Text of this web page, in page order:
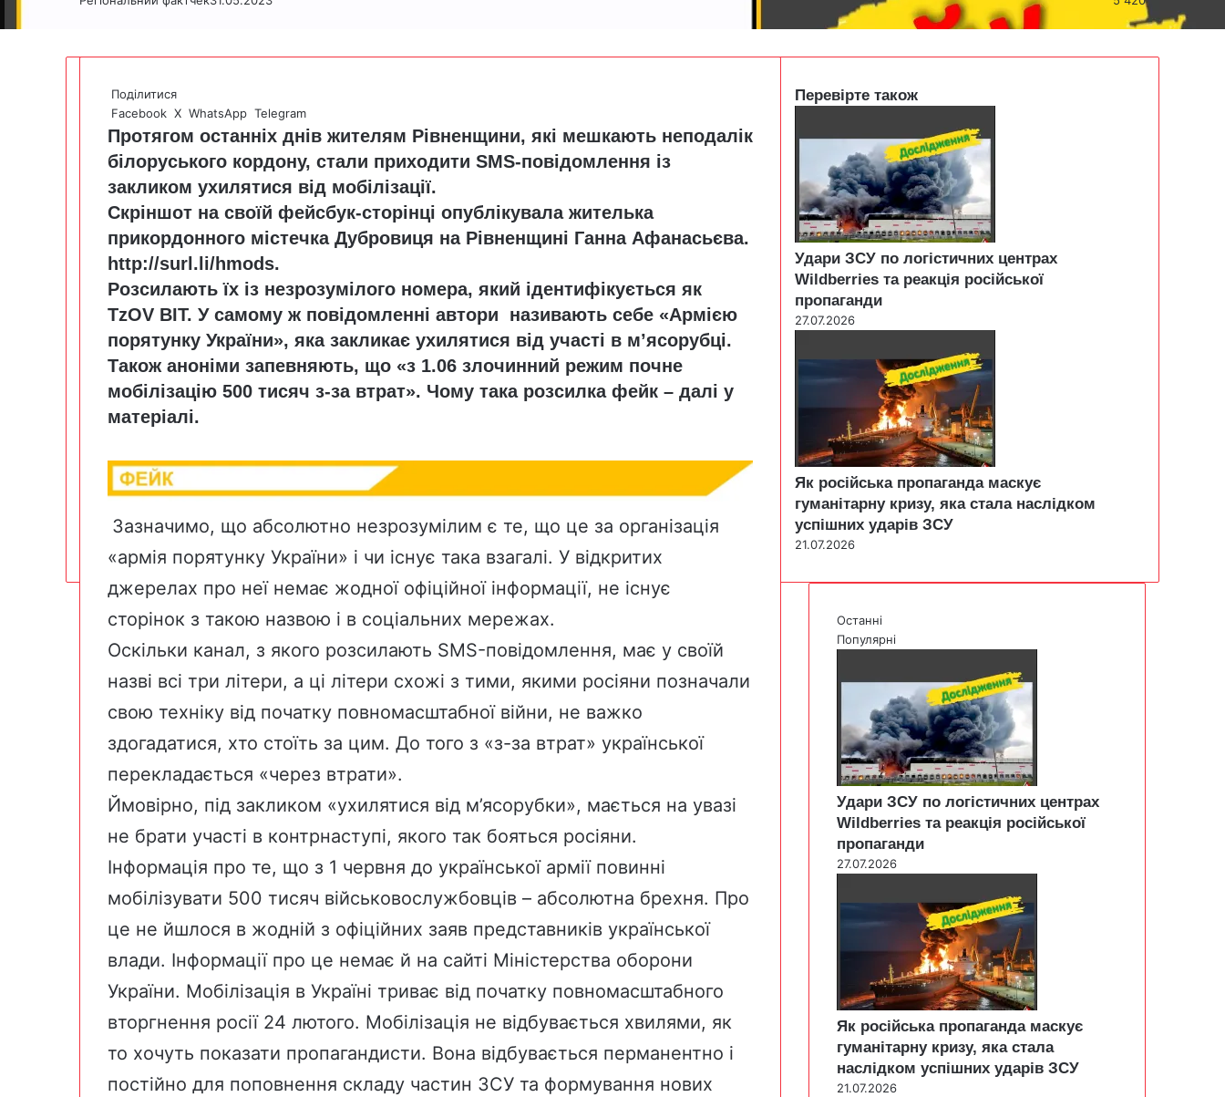
Поділитися
Facebook X WhatsApp Telegram
Протягом останніх днів жителям Рівненщини, які мешкають неподалік
білоруського кордону, стали приходити SMS-повідомлення із
закликом ухилятися від мобілізації.
Скріншот на своїй фейсбук-сторінці опублікувала жителька
прикордонного містечка Дубровиця на Рівненщині Ганна Афанасьєва.
http://surl.li/hmods.
Розсилають їх із незрозумілого номера, який ідентифікується як
TzOV BIT. У самому ж повідомленні автори називають себе «Армією
порятунку України», яка закликає ухилятися від участі в м’ясорубці.
Також аноніми запевняють, що «з 1.06 злочинний режим почне
мобілізацію 500 тисяч з-за втрат». Чому така розсилка фейк – далі у
матеріалі.
Зазначимо, що абсолютно незрозумілим є те, що це за організація
«армія порятунку України» і чи існує така взагалі. У відкритих
джерелах про неї немає жодної офіційної інформації, не існує
сторінок з такою назвою і в соціальних мережах.
Оскільки канал, з якого розсилають SMS-повідомлення, має у своїй
назві всі три літери, а ці літери схожі з тими, якими росіяни позначали
свою техніку від початку повномасштабної війни, не важко
здогадатися, хто стоїть за цим. До того з «з-за втрат» української
перекладається «через втрати».
Ймовірно, під закликом «ухилятися від м’ясорубки», мається на увазі
не брати участі в контрнаступі, якого так бояться росіяни.
Інформація про те, що з 1 червня до української армії повинні
мобілізувати 500 тисяч військовослужбовців – абсолютна брехня. Про
це не йшлося в жодній з офіційних заяв представників української
влади. Інформації про це немає й на сайті Міністерства оборони
України. Мобілізація в Україні триває від початку повномасштабного
вторгнення росії 24 лютого. Мобілізація не відбувається хвилями, як
то хочуть показати пропагандисти. Вона відбувається перманентно і
постійно для поповнення складу частин ЗСУ та формування нових
Перевірте також
Удари ЗСУ по логістичних центрах
Wildberries та реакція російської
пропаганди
27.07.2026
Як російська пропаганда маскує
гуманітарну кризу, яка стала наслідком
успішних ударів ЗСУ
21.07.2026
Останні
Популярні
Удари ЗСУ по логістичних центрах
Wildberries та реакція російської
пропаганди
27.07.2026
Як російська пропаганда маскує
гуманітарну кризу, яка стала
наслідком успішних ударів ЗСУ
21.07.2026